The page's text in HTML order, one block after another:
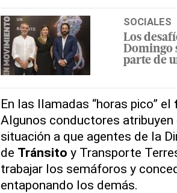
SOCIALES
Los
Domingo
parte de
En las llamadas “horas pico” el
Algunos conductores
situación a que agentes de la
de Tránsito y Transporte
trabajar los semáforos y
entaponando los demás.